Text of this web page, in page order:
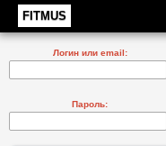
FITMUS
Логин или email:
Пароль: